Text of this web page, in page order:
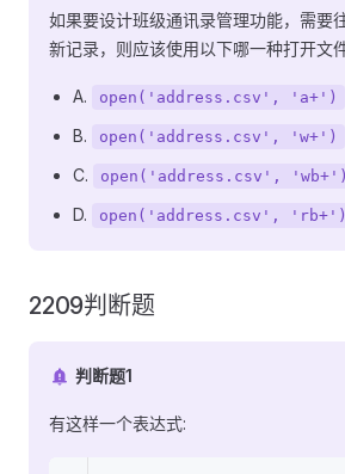
如果要设计班级通讯录管理功能，需要
新记录，则应该使用以下哪一种打开文
A. open('address.csv', 'a+')
B. open('address.csv', 'w+')
C. open('address.csv', 'wb+')
D. open('address.csv', 'rb+')
2209判断题
判断题1
有这样一个表达式: